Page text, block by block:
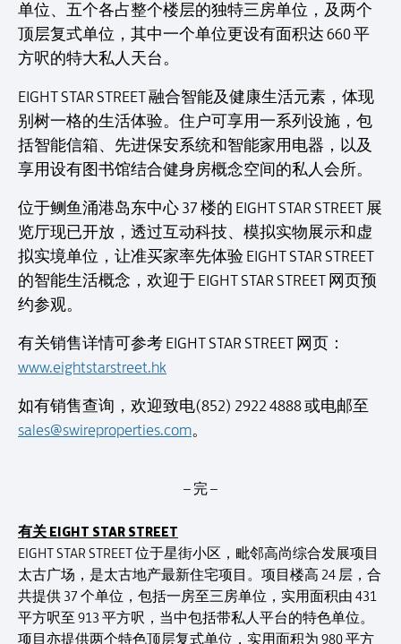
单位、五个各占整个楼层的独特三房单位，及两个
顶层复式单位，其中一个单位更设有面积达 660 平
方呎的特大私人天台。
EIGHT STAR STREET 融合智能及健康生活元素，体现
别树一格的生活体验。住户可享用一系列设施，包
括智能信箱、先进保安系统和智能家用电器，以及
享用设有图书馆结合健身房概念空间的私人会所。
位于鲗鱼涌港岛东中心 37 楼的 EIGHT STAR STREET 展
览厅现已开放，透过互动科技、模拟实物展示和虚
拟实境单位，让准买家率先体验 EIGHT STAR STREET
的智能生活概念，欢迎于 EIGHT STAR STREET 网页预
约参观。
有关销售详情可参考 EIGHT STAR STREET 网页：
www.eightstarstreet.hk
如有销售查询，欢迎致电(852) 2922 4888 或电邮至
sales@swireproperties.com。
– 完 –
有关 EIGHT STAR STREET
EIGHT STAR STREET 位于星街小区，毗邻高尚综合发展项目
太古广场，是太古地产最新住宅项目。项目楼高 24 层，合
共提供 37 个单位，包括一房至三房单位，实用面积由 431
平方呎至 913 平方呎，当中包括带私人平台的特色单位。
项目亦提供两个特色顶层复式单位，实用面积为 980 平方